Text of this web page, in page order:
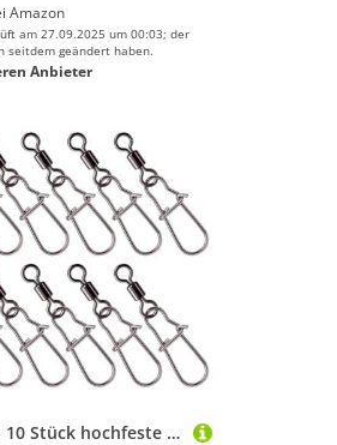
Amazon
am 27.09.2025 um 00:03; der
seitdem geändert haben.
Anbieter
MISUVRSE 10 Stück hochfeste Angelfässer mit Verriegelungshaken, Köderverbinder, Clip-Wirbel und Clip